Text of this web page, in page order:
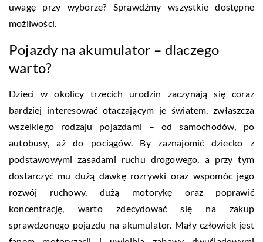
uwagę przy wyborze? Sprawdźmy wszystkie dostępne
możliwości.
Pojazdy na akumulator – dlaczego
warto?
Dzieci w okolicy trzecich urodzin zaczynają się coraz
bardziej interesować otaczającym je światem, zwłaszcza
wszelkiego rodzaju pojazdami – od samochodów, po
autobusy, aż do pociągów. By zaznajomić dziecko z
podstawowymi zasadami ruchu drogowego, a przy tym
dostarczyć mu dużą dawkę rozrywki oraz wspomóc jego
rozwój ruchowy, dużą motorykę oraz poprawić
koncentrację, warto zdecydować się na zakup
sprawdzonego pojazdu na akumulator. Mały człowiek jest